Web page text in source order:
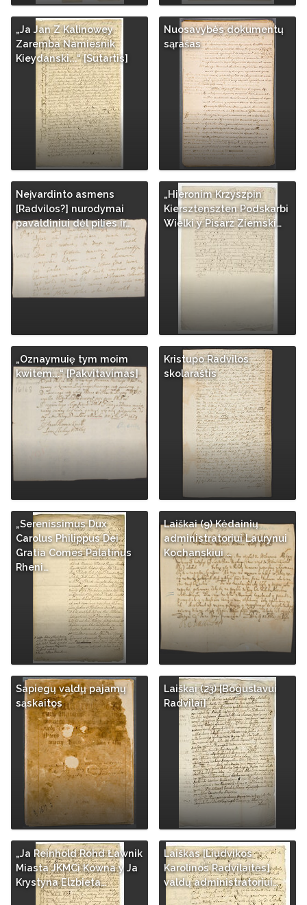
„Ja Jan Z Kalinowey
Zaremba Namiesnik
Kieydanski...“ [Sutartis]
Nuosavybės dokumentų
sąrašas
Neįvardinto asmens
[Radvilos?] nurodymai
pavaldiniui dėl pilies ir…
„Hieronim Krzyszpin
Kiersztenszten Podskarbi
Wielki y Pisarz Ziemski…
„Oznaymuię tym moim
kwitem...“ [Pakvitavimas]
Kristupo Radvilos
skolaraštis
„Serenissimus Dux
Carolus Philippus Dei
Gratia Comes Palatinus
Rheni…
Laiškai (9) Kėdainių
administratoriui Laurynui
Kochanskiui …
Sapiegų valdų pajamų
sąskaitos
Laiškai (23) [Boguslavui
Radvilai]
„Ja Reinhold Rohd Ławnik
Miasta JKMCi Kowna y Ja
Krystyna Elzbieta…
Laiškas [Liudvikos
Karolinos Radvilaitės]
valdų administratoriui…